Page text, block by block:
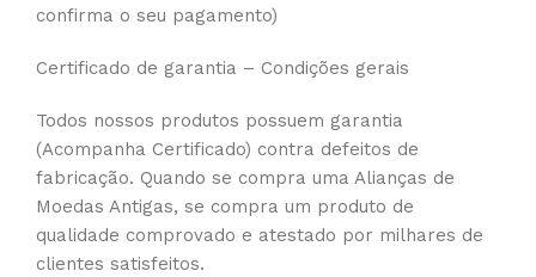
confirma o seu pagamento)
Certificado de garantia – Condições gerais
Todos nossos produtos possuem garantia
(Acompanha Certificado) contra defeitos de
fabricação. Quando se compra uma Alianças de
Moedas Antigas, se compra um produto de
qualidade comprovado e atestado por milhares de
clientes satisfeitos.